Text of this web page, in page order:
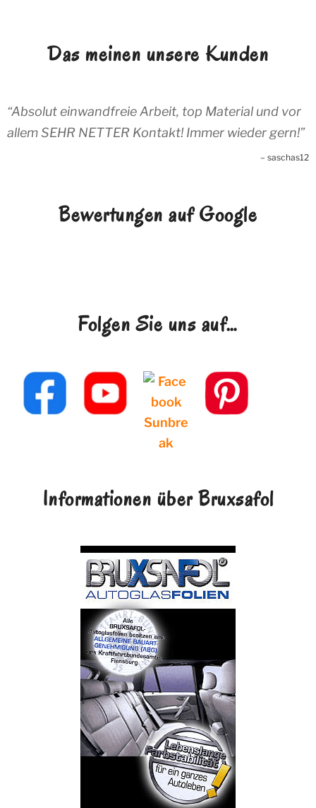
Das meinen unsere Kunden
Absolut einwandfreie Arbeit, top Material und vor
allem SEHR NETTER Kontakt! Immer wieder gern!
saschas12
Bewertungen auf Google
Folgen Sie uns auf…
Informationen über Bruxsafol